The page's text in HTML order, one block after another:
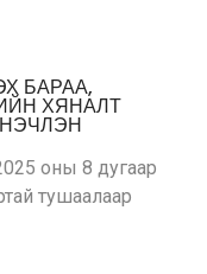
БАРАА,
ХЯНАЛТ
оны 8 дугаар
тушаалаар